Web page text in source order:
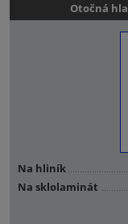
Otočná
Na hliník
Na sklolaminát